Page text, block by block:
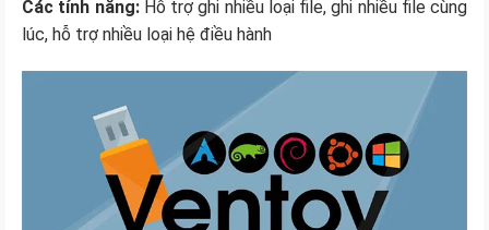
Các tính năng: Hỗ trợ ghi nhiều loại file, ghi nhiều file cùng
lúc, hỗ trợ nhiều loại hệ điều hành